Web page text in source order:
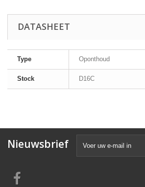
DATASHEET
Type Oponthoud
Stock D16C
Nieuwsbrief